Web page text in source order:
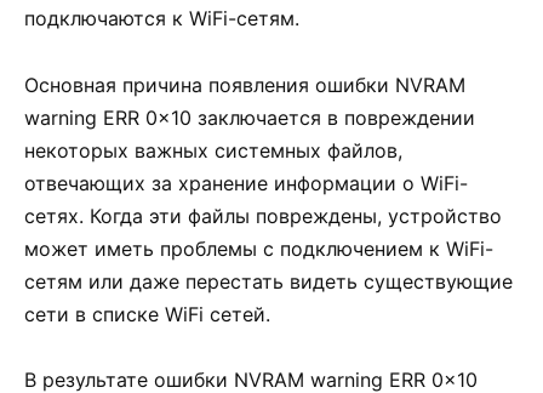
подключаются к WiFi-сетям.
Основная причина появления ошибки NVRAM
warning ERR 0x10 заключается в повреждении
некоторых важных системных файлов,
отвечающих за хранение информации о WiFi-
сетях. Когда эти файлы повреждены, устройство
может иметь проблемы с подключением к WiFi-
сетям или даже перестать видеть существующие
сети в списке WiFi сетей.
В результате ошибки NVRAM warning ERR 0x10